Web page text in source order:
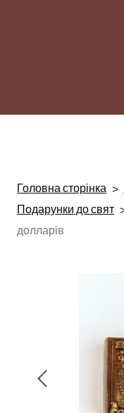
Головна сторінка
Подарунки до свят
долларів